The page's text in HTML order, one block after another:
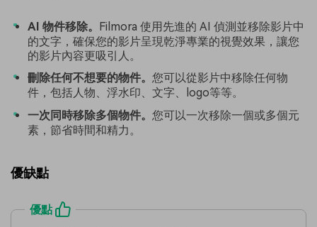
AI 物件移除。 Filmora 使用先進的 AI 偵測並移除影片中
的文字，確保您的影片呈現乾淨專業的視覺效果，讓您
的影片內容更吸引人。
刪除任何不想要的物件。 您可以從影片中移除任何物
件，包括人物、浮水印、文字、logo等等。
一次同時移除多個物件。 您可以一次移除一個或多個元
素，節省時間和精力。
優缺點
優點